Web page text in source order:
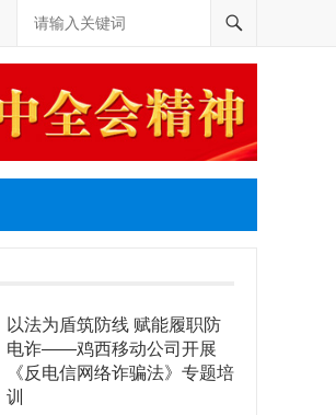
以法为盾筑防线 赋能履职防
电诈——鸡西移动公司开展
《反电信网络诈骗法》专题培
训